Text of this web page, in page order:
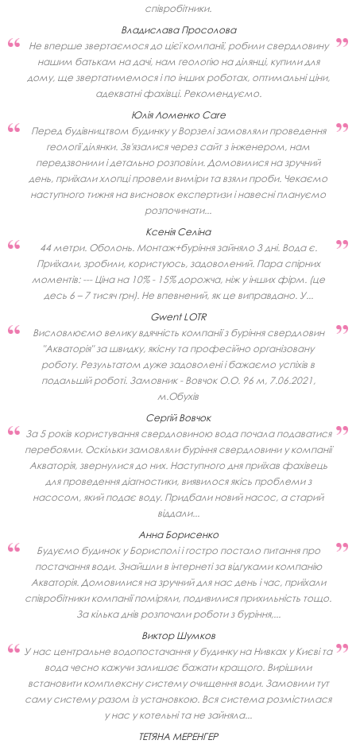
співробітники.
Владислава Просолова
Не вперше звертаємося до цієї компанії, робили свердловину
нашим батькам на дачі, нам геологію на ділянці, купили для
дому, ще звертатимемося і по інших роботах, оптимальні ціни,
адекватні фахівці. Рекомендуємо.
Юлія Ломенко Care
Перед будівництвом будинку у Ворзелі замовляли проведення
геології ділянки. Зв'язалися через сайт з інженером, нам
передзвонили і детально розповіли. Домовилися на зручний
день, приїхали хлопці провели виміри та взяли проби. Чекаємо
наступного тижня на висновок експертизи і навесні плануємо
розпочинати...
Ксенія Селіна
44 метри. Оболонь. Монтаж+буріння зайняло 3 дні. Вода є.
Приїхали, зробили, користуюсь, задоволений. Пара спірних
моментів: --- Ціна на 10% - 15% дорожча, ніж у інших фірм. (це
десь 6 – 7 тисяч грн). Не впевнений, як це виправдано. У...
Gwent LOTR
Висловлюємо велику вдячність компанії з буріння свердловин
"Акваторія" за швидку, якісну та професійно організовану
роботу. Результатом дуже задоволені і бажаємо успіхів в
подальшій роботі. Замовник - Вовчок О.О. 96 м, 7.06.2021,
м.Обухів
Сергій Вовчок
За 5 років користування свердловиною вода почала подаватися
перебоями. Оскільки замовляли буріння свердловини у компанії
Акваторія, звернулися до них. Наступного дня приїхав фахівець
для проведення діагностики, виявилося якісь проблеми з
насосом, який подає воду. Придбали новий насос, а старий
віддали...
Анна Борисенко
Будуємо будинок у Борисполі і гостро постало питання про
постачання води. Знайшли в інтернеті за відгуками компанію
Акваторія. Домовилися на зручний для нас день і час, приїхали
співробітники компанії поміряли, подивилися прихильність тощо.
За кілька днів розпочали роботи з буріння,...
Виктор Шумков
У нас центральне водопостачання у будинку на Нивках у Києві та
вода чесно кажучи залишає бажати кращого. Вирішили
встановити комплексну систему очищення води. Замовили тут
саму систему разом із установкою. Вся система розмістилася
у нас у котельні та не зайняла...
ТЕТЯНА МЕРЕНГЕР